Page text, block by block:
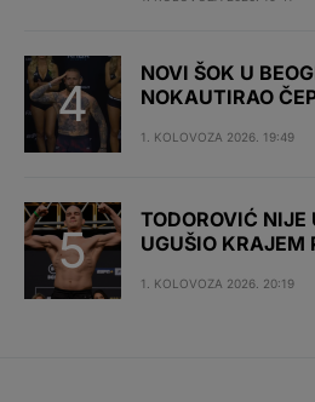
NOVI ŠOK U
NOKAUTIRAO
1. KOLOVOZA 2026. 19:49
TODOROVIĆ NIJE
UGUŠIO KRAJEM
1. KOLOVOZA 2026. 20:19